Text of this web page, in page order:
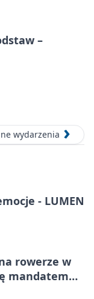
–
wydarzenia
- LUMEN
rowerze w
mandatem